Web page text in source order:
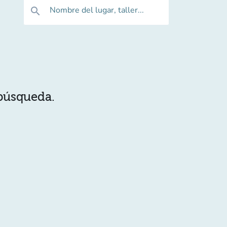
search Nombre del lugar, taller...